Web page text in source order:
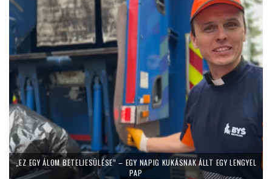
„EZ EGY ÁLOM BETELJESÜLÉSE” – EGY NAPIG KUKÁSNAK ÁLLT EGY LENGYEL
PAP